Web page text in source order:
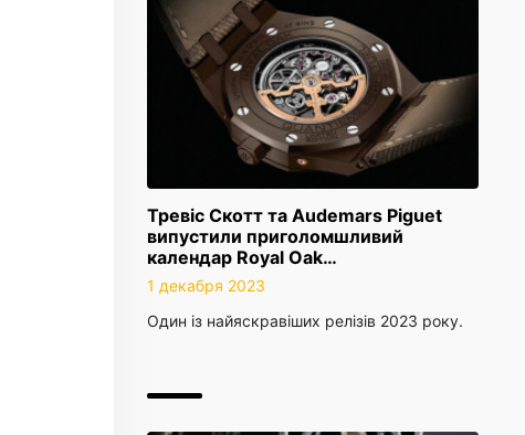
Тревіс Скотт та Audemars Piguet
випустили приголомшливий
календар Royal Oak…
1 декабря 2023
Один із найяскравіших релізів 2023 року.